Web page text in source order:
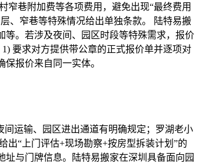
窄巷附加费等各项费用，避免出现“最终费用
、窄巷等特殊情况给出单独条款。 陆特易搬
。若涉及夜间、园区时段等特殊需求，报价
要求对方提供带公章的正式报价单并逐项对
报价来自同一实体。
运输、园区进出通道有明确规定；罗湖老小
出“上门评估+现场勘察+按房型拆装计划”的
与门牌信息。陆特易搬家在深圳具备面向园